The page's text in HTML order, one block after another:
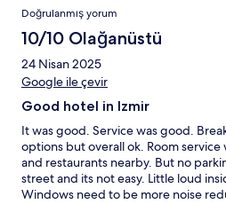
Doğrulanmış yorum
10/10 Olağanüstü
24 Nisan 2025
Google ile çevir
Good hotel in Izmir
It was good. Service was good.
options but overall ok. Room
and restaurants nearby. But no
street and its not easy. Little loud
Windows need to be more noise